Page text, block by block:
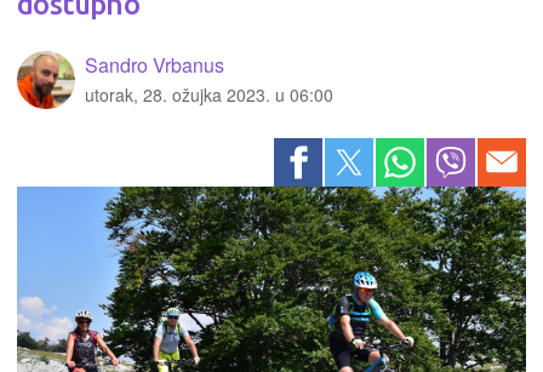
Sandro Vrbanus
utorak, 28. ožujka 2023. u 06:00